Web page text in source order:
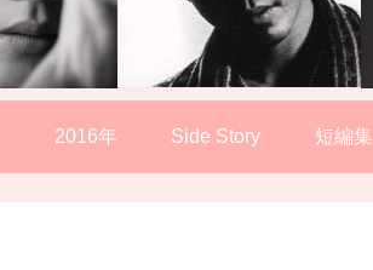
2016年 Side Story 短編集